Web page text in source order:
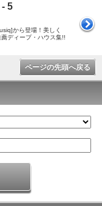
5
から登場！美しく
ディープ・ハウス集!!
ページの先頭へ戻る